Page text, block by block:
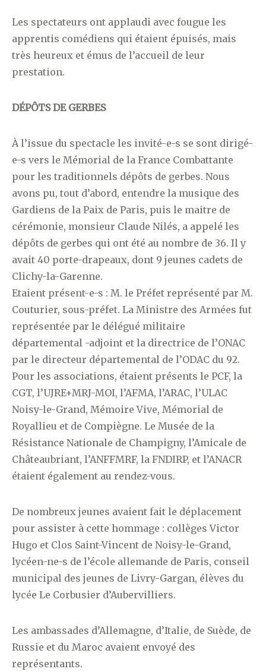
Les spectateurs ont applaudi avec fougue les
apprentis comédiens qui étaient épuisés, mais
très heureux et émus de l’accueil de leur
prestation.
DÉPÔTS DE GERBES
À l’issue du spectacle les invité-e-s se sont dirigé-
e-s vers le Mémorial de la France Combattante
pour les traditionnels dépôts de gerbes. Nous
avons pu, tout d’abord, entendre la musique des
Gardiens de la Paix de Paris, puis le maitre de
cérémonie, monsieur Claude Nilés, a appelé les
dépôts de gerbes qui ont été au nombre de 36. Il y
avait 40 porte-drapeaux, dont 9 jeunes cadets de
Clichy-la-Garenne.
Etaient présent-e-s : M. le Préfet représenté par M.
Couturier, sous-préfet. La Ministre des Armées fut
représentée par le délégué militaire
départemental -adjoint et la directrice de l’ONAC
par le directeur départemental de l’ODAC du 92.
Pour les associations, étaient présents le PCF, la
CGT, l’UJRE+MRJ-MOI, l’AFMA, l’ARAC, l’ULAC
Noisy-le-Grand, Mémoire Vive, Mémorial de
Royallieu et de Compiègne. Le Musée de la
Résistance Nationale de Champigny, l’Amicale de
Châteaubriant, l’ANFFMRF, la FNDIRP, et l’ANACR
étaient également au rendez-vous.
De nombreux jeunes avaient fait le déplacement
pour assister à cette hommage : collèges Victor
Hugo et Clos Saint-Vincent de Noisy-le-Grand,
lycéen-ne-s de l’école allemande de Paris, conseil
municipal des jeunes de Livry-Gargan, élèves du
lycée Le Corbusier d’Aubervilliers.
Les ambassades d’Allemagne, d’Italie, de Suède, de
Russie et du Maroc avaient envoyé des
représentants.